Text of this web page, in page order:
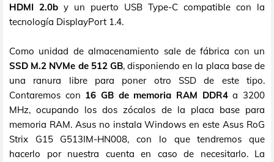
HDMI 2.0b y un puerto USB Type-C compatible con la
tecnología DisplayPort 1.4.
Como unidad de almacenamiento sale de fábrica con un
SSD M.2 NVMe de 512 GB, disponiendo en la placa base de
una ranura libre para poner otro SSD de este tipo.
Contaremos con 16 GB de memoria RAM DDR4a 3200
MHz, ocupando los dos zócalos de la placa base para
memoria RAM. Asus no instala Windows en este Asus RoG
Strix G15 G513IM-HN008, con lo que tendremos que
hacerlo por nuestra cuenta en caso de necesitarlo. La